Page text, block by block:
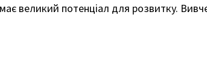
великий потенціал для розвитку.